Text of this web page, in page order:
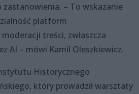
– To wskazanie
platform
treści, zwłaszcza
AI – mówi Kamil Oleszkiewicz.
Historycznego
który prowadził warsztaty